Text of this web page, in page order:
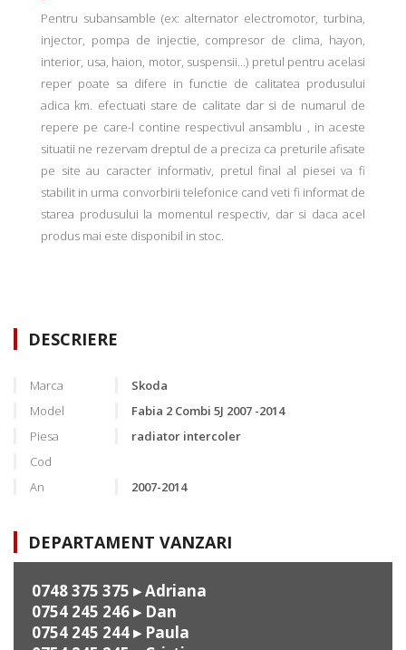
Pentru subansamble (ex: alternator electromotor, turbina,
injector, pompa de injectie, compresor de clima, hayon,
interior, usa, haion, motor, suspensii...) pretul pentru acelasi
reper poate sa difere in functie de calitatea produsului
adica km. efectuati stare de calitate dar si de numarul de
repere pe care-l contine respectivul ansamblu , in aceste
situatii ne rezervam dreptul de a preciza ca preturile afisate
pe site au caracter informativ, pretul final al piesei va fi
stabilit in urma convorbirii telefonice cand veti fi informat de
starea produsului la momentul respectiv, dar si daca acel
produs mai este disponibil in stoc.
DESCRIERE
Marca
Skoda
Model
Fabia 2 Combi 5J 2007 -2014
Piesa
radiator intercoler
Cod
An
2007-2014
DEPARTAMENT VANZARI
0748 375 375 ▸ Adriana
0754 245 246▸ Dan
0754 245 244▸ Paula